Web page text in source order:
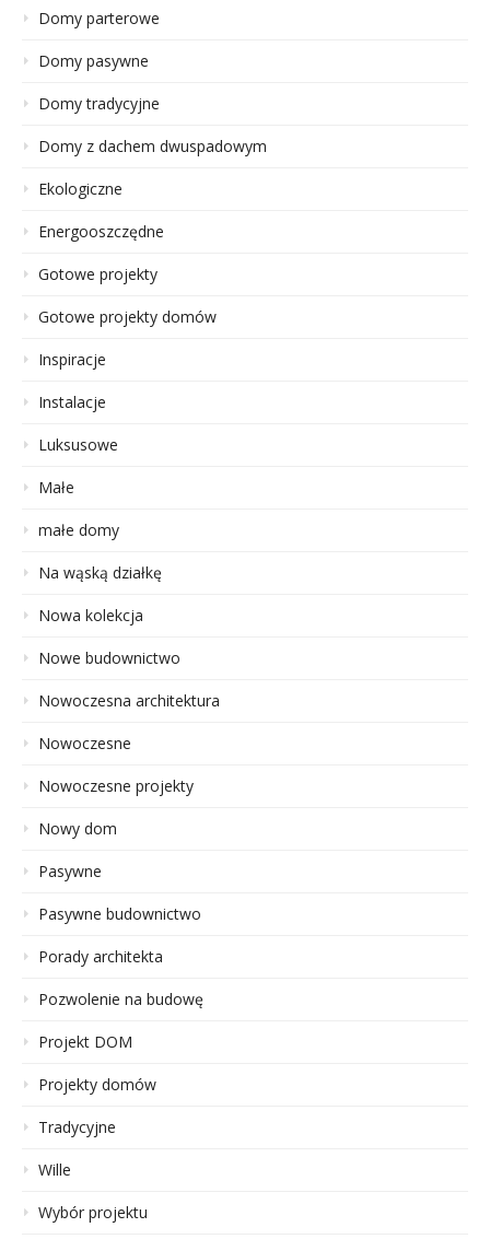
Domy parterowe
Domy pasywne
Domy tradycyjne
Domy z dachem dwuspadowym
Ekologiczne
Energooszczędne
Gotowe projekty
Gotowe projekty domów
Inspiracje
Instalacje
Luksusowe
Małe
małe domy
Na wąską działkę
Nowa kolekcja
Nowe budownictwo
Nowoczesna architektura
Nowoczesne
Nowoczesne projekty
Nowy dom
Pasywne
Pasywne budownictwo
Porady architekta
Pozwolenie na budowę
Projekt DOM
Projekty domów
Tradycyjne
Wille
Wybór projektu